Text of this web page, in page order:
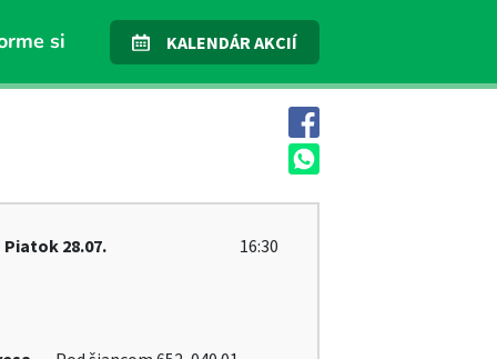
si KALENDÁR AKCIÍ
Piatok28.07. 16:30